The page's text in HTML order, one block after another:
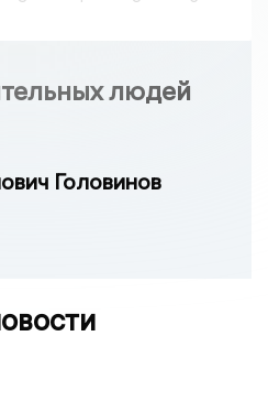
людей
Головинов